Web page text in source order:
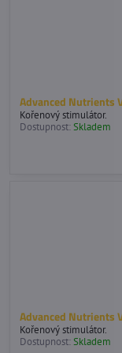
Advanced Nutrients
Kořenový stimulátor.
Dostupnost:Skladem
Advanced Nutrients
Kořenový stimulátor.
Dostupnost:Skladem